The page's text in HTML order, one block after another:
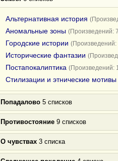
Альтернативная история
Аномальные зоны (Произведений:
Городские истории (Произведений:
Исторические фантазии
Постапокалиптика (Произведений:
Стилизации и этнические мотивы
Попадалово 5 списков
Противостояние 9 списков
О чувствах 3 списка